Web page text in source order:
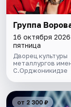
Группа
16 октября 2026
пятница
Дворец культуры
металлургов
С.Орджоникидзе
от 2 300 ₽